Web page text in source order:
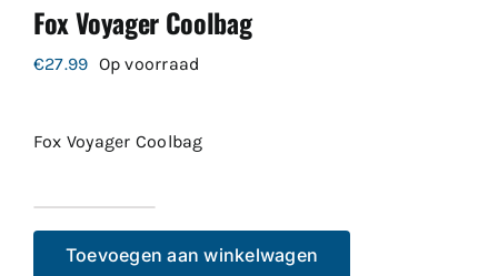
Fox Voyager Coolbag
€27.99 Op voorraad
Fox Voyager Coolbag
Voyager
Toevoegen aan winkelwagen